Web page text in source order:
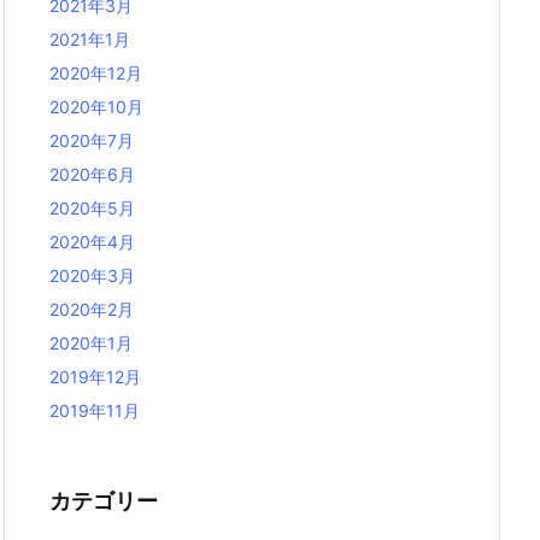
2021年3月
2021年1月
2020年12月
2020年10月
2020年7月
2020年6月
2020年5月
2020年4月
2020年3月
2020年2月
2020年1月
2019年12月
2019年11月
カテゴリー